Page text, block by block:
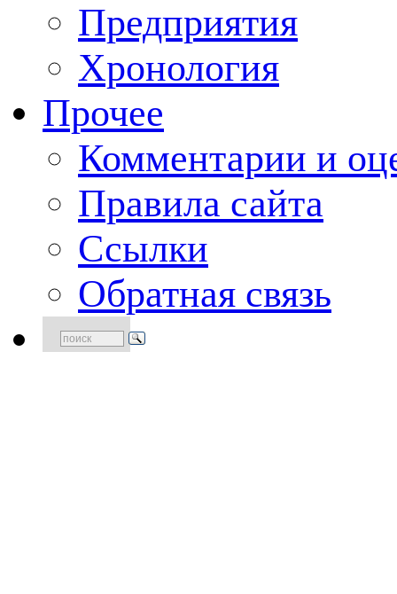
Предприятия
Хронология
Прочее
Комментарии и
Правила сайта
Ссылки
Обратная связь